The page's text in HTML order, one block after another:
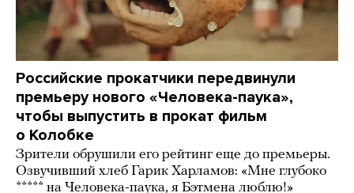
Российские прокатчики передвинули
премьеру нового «Человека-паука»,
чтобы выпустить в прокат фильм
о Колобке
Зрители обрушили его рейтинг еще до премьеры.
Озвучивший хлеб Гарик Харламов: «Мне глубоко
***** на Человека-паука, я Бэтмена люблю!»